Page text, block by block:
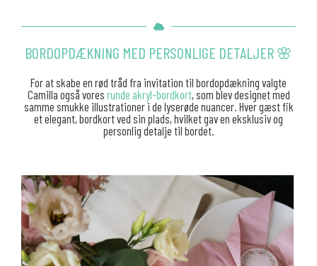
BORDOPDÆKNING MED PERSONLIGE DETALJER 🌸
For at skabe en rød tråd fra invitation til bordopdækning valgte
Camilla også vores runde akryl-bordkort, som blev designet med
samme smukke illustrationer i de lyserøde nuancer. Hver gæst fik
et elegant, bordkort ved sin plads, hvilket gav en eksklusiv og
personlig detalje til bordet.